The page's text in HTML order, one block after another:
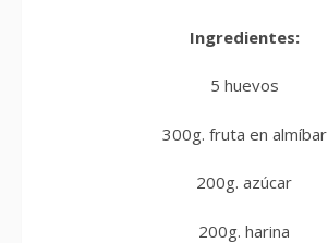
Ingredientes:
5 huevos
300g. fruta en almíbar
200g. azúcar
200g. harina